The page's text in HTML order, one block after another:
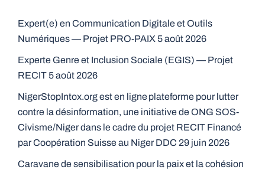
Expert(e) en Communication Digitale et Outils
Numériques — Projet PRO-PAIX 5 août 2026
Experte Genre et Inclusion Sociale (EGIS) — Projet
RECIT 5 août 2026
NigerStopIntox.org est en ligne plateforme pour lutter
contre la désinformation, une initiative de ONG SOS-
Civisme/Niger dans le cadre du projet RECIT Financé
par Coopération Suisse au Niger DDC 29 juin 2026
Caravane de sensibilisation pour la paix et la cohésion